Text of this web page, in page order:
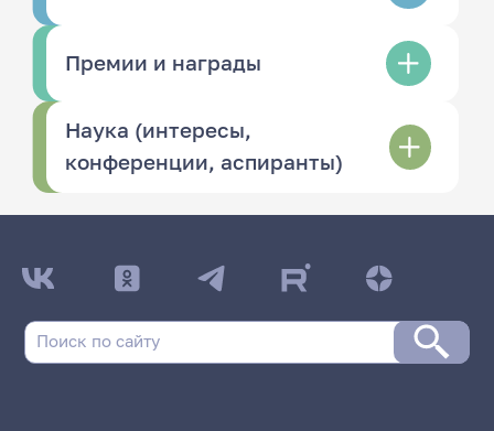
Премии и награды
Наука (интересы,
конференции, аспиранты)